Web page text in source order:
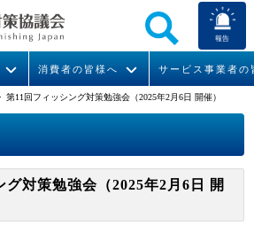
報告
消費者の皆様へ サービス事業者の
第11回フィッシング対策勉強会（2025年2月6日 開催）
グ対策勉強会（2025年2月6日 開